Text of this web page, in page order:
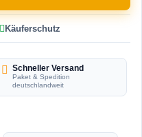
Käuferschutz
Schneller Versand
Paket & Spedition
deutschlandweit